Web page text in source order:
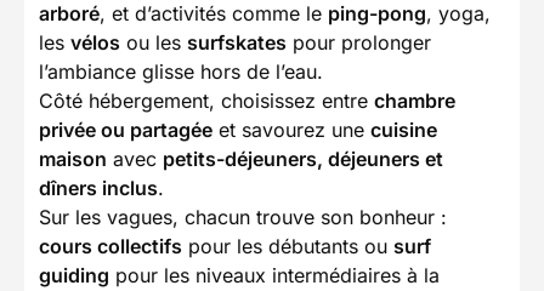
arboré, et d’activités comme le ping-pong, yoga,
les vélos ou les surfskates pour prolonger
l’ambiance glisse hors de l’eau.
Côté hébergement, choisissez entre chambre
privée ou partagée et savourez une cuisine
maison avec petits-déjeuners, déjeuners et
dîners inclus.
Sur les vagues, chacun trouve son bonheur :
cours collectifs pour les débutants ou surf
guiding pour les niveaux intermédiaires à la